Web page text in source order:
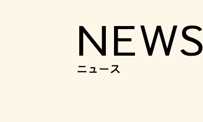
NEWS
ニュース